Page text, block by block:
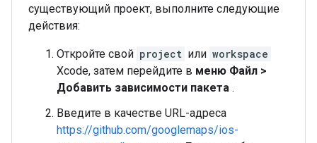
существующий проект, выполните следующие
действия:
Откройте свой project или workspace
Xcode, затем перейдите в меню Файл >
Добавить зависимости пакета .
Введите в качестве URL-адреса
https://github.com/googlemaps/ios-